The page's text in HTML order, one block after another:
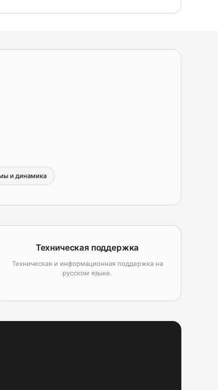
и динамика
Техническая поддержка
Техническая и информационная поддержка на
русском языке.